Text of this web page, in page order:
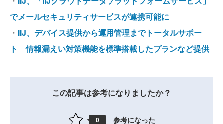
でメールセキュリティサービスが連携可能に
・ IIJ、デバイス提供から運用管理までトータルサポー
ト 情報漏えい対策機能を標準搭載したプランなど提供
この記事は参考になりましたか？
0 参考になった